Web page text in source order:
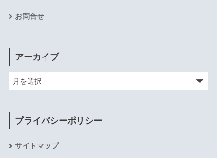
お問合せ
アーカイブ
プライバシーポリシー
サイトマップ